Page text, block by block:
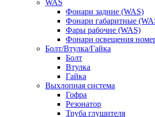
WAS
Фонари задние (WAS)
Фонари габаритные
Фары рабочие (WAS)
Фонари освещения
Болт/Втулка/Гайка
Болт
Втулка
Гайка
Выхлопная система
Гофра
Резонатор
Труба глушителя